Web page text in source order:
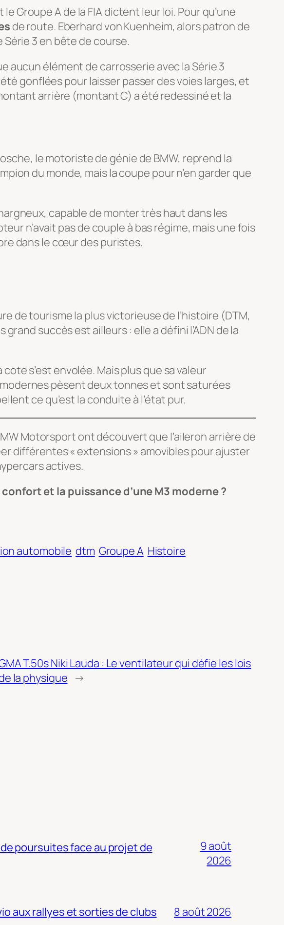
Groupe A de la FIA dictent leur loi. Pour qu’une
de route. Eberhard von Kuenheim, alors patron de
3 en bête de course.
aucun élément de carrosserie avec la Série 3
gonflées pour laisser passer des voies larges, et
arrière (montant C) a été redessiné et la
le motoriste de génie de BMW, reprend la
du monde, mais la coupe pour n’en garder que
capable de monter très haut dans les
n’avait pas de couple à bas régime, mais une fois
dans le cœur des puristes.
de tourisme la plus victorieuse de l’histoire (DTM,
succès est ailleurs : elle a défini l’ADN de la
s’est envolée. Mais plus que sa valeur
pèsent deux tonnes et sont saturées
ce qu’est la conduite à l’état pur.
Motorsport ont découvert que l’aileron arrière de
différentes « extensions » amovibles pour ajuster
actives.
et la puissance d’une M3 moderne ?
automobile dtm Groupe A Histoire
T.50s Niki Lauda : Le ventilateur qui défie les lois
la physique →
poursuites face au projet de
9 août
2026
aux rallyes et sorties de clubs 8 août 2026